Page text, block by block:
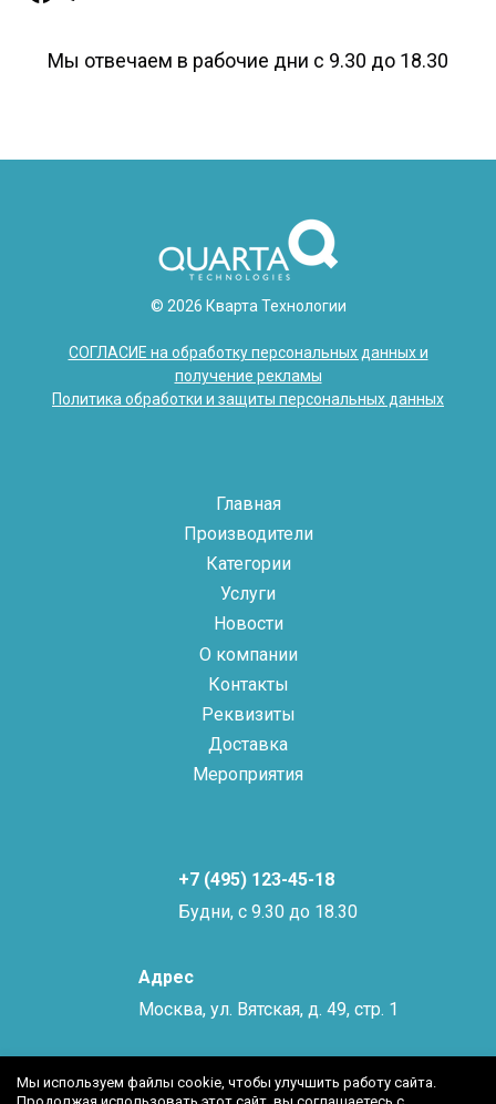
Мы отвечаем в рабочие дни с 9.30 до 18.30
© 2026 Кварта Технологии
СОГЛАСИЕ на обработку персональных данных и
получение рекламы
Политика обработки и защиты персональных данных
Главная
Производители
Категории
Услуги
Новости
О компании
Контакты
Реквизиты
Доставка
Мероприятия
+7 (495) 123-45-18
Будни, с 9.30 до 18.30
Адрес
Москва, ул. Вятская, д. 49, стр. 1
Мы используем файлы cookie, чтобы улучшить работу сайта.